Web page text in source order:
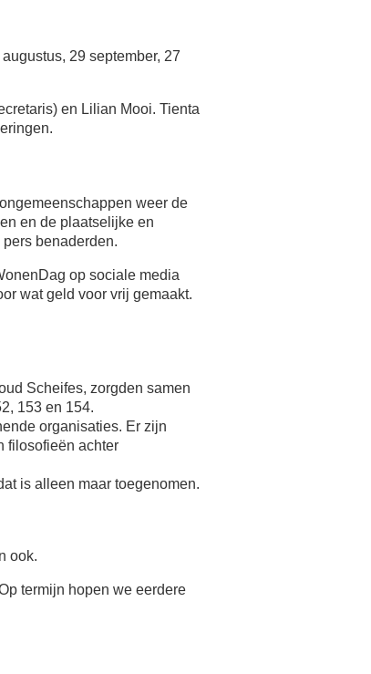
29 september, 27
en Lilian Mooi. Tienta
weer de
en de plaatselijke en
benaderden.
op sociale media
wat geld voor vrij gemaakt.
Scheifes, zorgden samen
153 en 154.
organisaties. Er zijn
filosofieën achter
is alleen maar toegenomen.
ook.
termijn hopen we eerdere